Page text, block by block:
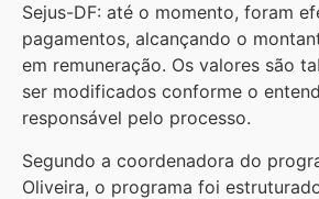
Sejus-DF: até o momento, foram
pagamentos, alcançando o
em remuneração. Os valores são
ser modificados conforme o
responsável pelo processo.
Segundo a coordenadora do
Oliveira, o programa foi